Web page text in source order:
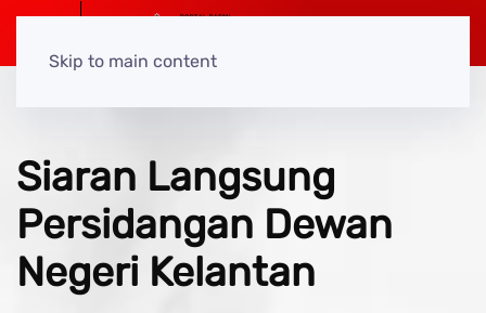
Skip to main content
Siaran Langsung
Persidangan Dewan
Negeri Kelantan